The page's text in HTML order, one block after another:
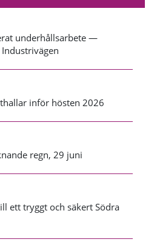
underhållsarbete —
inför hösten 2026
regn, 29 juni
ett tryggt och säkert Södra